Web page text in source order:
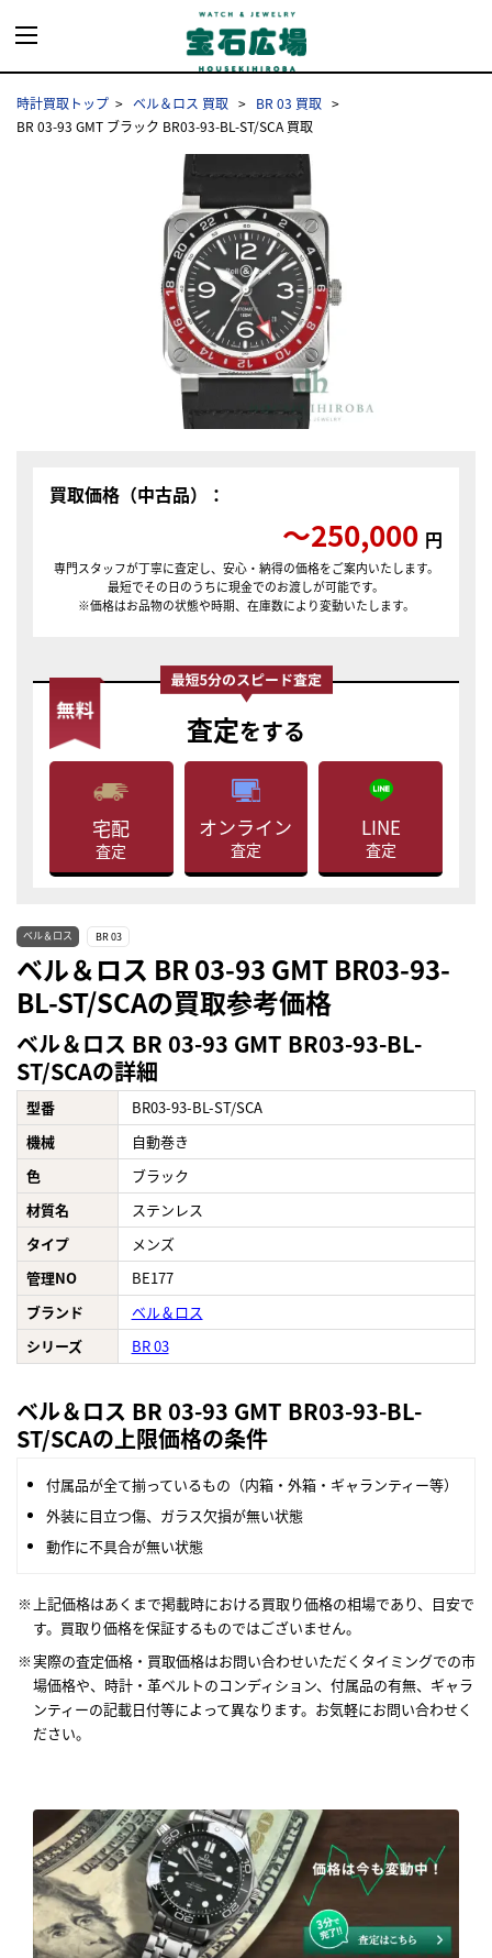
時計買取トップ ベル＆ロス 買取
BR 03 買取
BR 03-93 GMT ブラック BR03-93-BL-ST/SCA 買取
買取価格（中古品）：
〜250,000 円
専門スタッフが丁寧に査定し、安心・納得の価格をご案内いたします。
最短でその日のうちに現金でのお渡しが可能です。
※価格はお品物の状態や時期、在庫数により変動いたします。
査定をする
宅配
査定
オンライン
査定
LINE
査定
ベル＆ロス BR 03
ベル＆ロス BR 03-93 GMT BR03-93-
BL-ST/SCAの買取参考価格
ベル＆ロス BR 03-93 GMT BR03-93-BL-
ST/SCAの詳細
型番
BR03-93-BL-ST/SCA
機械
自動巻き
色
ブラック
材質名
ステンレス
タイプ
メンズ
管理NO
BE177
ブランド
ベル＆ロス
シリーズ
BR 03
ベル＆ロス BR 03-93 GMT BR03-93-BL-
ST/SCAの上限価格の条件
付属品が全て揃っているもの（内箱・外箱・ギャランティー等）
外装に目立つ傷、ガラス欠損が無い状態
動作に不具合が無い状態
上記価格はあくまで掲載時における買取り価格の相場であり、目安で
す。買取り価格を保証するものではございません。
実際の査定価格・買取価格はお問い合わせいただくタイミングでの市
場価格や、時計・革ベルトのコンディション、付属品の有無、ギャラ
ンティーの記載日付等によって異なります。お気軽にお問い合わせく
ださい。